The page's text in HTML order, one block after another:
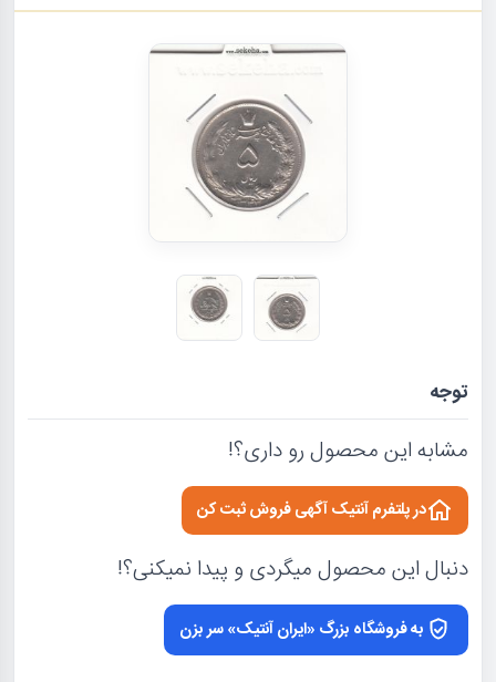
توجه
مشابه این محصول رو داری؟!
در پلتفرم آنتیک آگهی فروش ثبت کن
دنبال این محصول میگردی و پیدا نمیکنی؟!
به فروشگاه بزرگ «ایران آنتیک» سر بزن